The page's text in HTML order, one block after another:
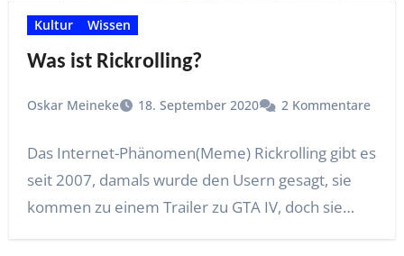
Kultur Wissen
Was ist Rickrolling?
Oskar Meineke 18. September 2020 2 Kommentare
Das Internet-Phänomen(Meme) Rickrolling gibt es
seit 2007, damals wurde den Usern gesagt, sie
kommen zu einem Trailer zu GTA IV, doch sie…